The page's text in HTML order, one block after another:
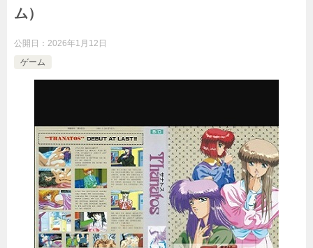
ム）
公開日： 2026年1月12日
ゲーム